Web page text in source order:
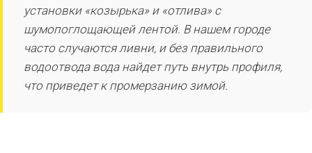
установки «козырька» и «отлива» с
шумопоглощающей лентой. В нашем городе
часто случаются ливни, и без правильного
водоотвода вода найдет путь внутрь профиля,
что приведет к промерзанию зимой.